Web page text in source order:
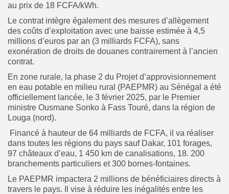
au prix de 18 FCFA/kWh.
Le contrat intègre également des mesures d’allègement
des coûts d’exploitation avec une baisse estimée à 4,5
millions d’euros par an (3 milliards FCFA), sans
exonération de droits de douanes contrairement à l’ancien
contrat.
En zone rurale, la phase 2 du Projet d’approvisionnement
en eau potable en milieu rural (PAEPMR) au Sénégal a été
officiellement lancée, le 3 février 2025, par le Premier
ministre Ousmane Sonko à Fass Touré, dans la région de
Louga (nord).
Financé à hauteur de 64 milliards de FCFA, il va réaliser
dans toutes les régions du pays sauf Dakar, 101 forages,
97 châteaux d’eau, 1 450 km de canalisations, 18. 200
branchements particuliers et 300 bornes-fontaines.
Le PAEPMR impactera 2 millions de bénéficiaires directs à
travers le pays. Il vise à réduire les inégalités entre les